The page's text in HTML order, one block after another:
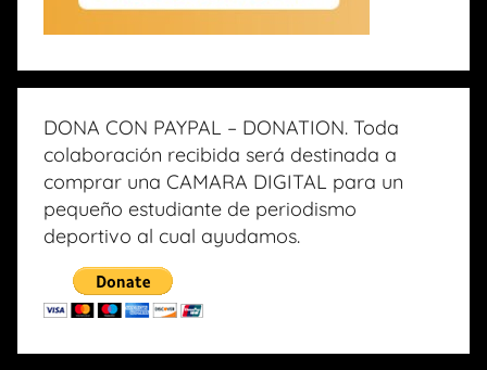
DONA CON PAYPAL – DONATION. Toda
colaboración recibida será destinada a
comprar una CAMARA DIGITAL para un
pequeño estudiante de periodismo
deportivo al cual ayudamos.